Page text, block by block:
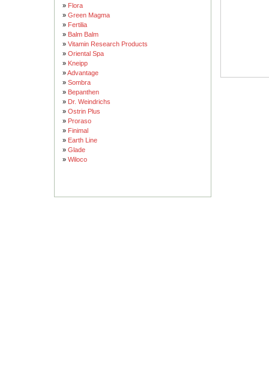
» Flora
» Green Magma
» Fertilia
» Balm Balm
» Vitamin Research Products
» Oriental Spa
» Kneipp
»Advantage
» Sombra
» Bepanthen
» Dr. Weindrichs
» Ostrin Plus
» Proraso
» Finimal
» Earth Line
» Glade
» Wiloco